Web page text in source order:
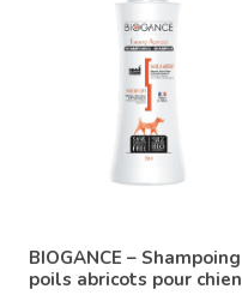
BIOGANCE – Shampoing
poils abricots pour chien